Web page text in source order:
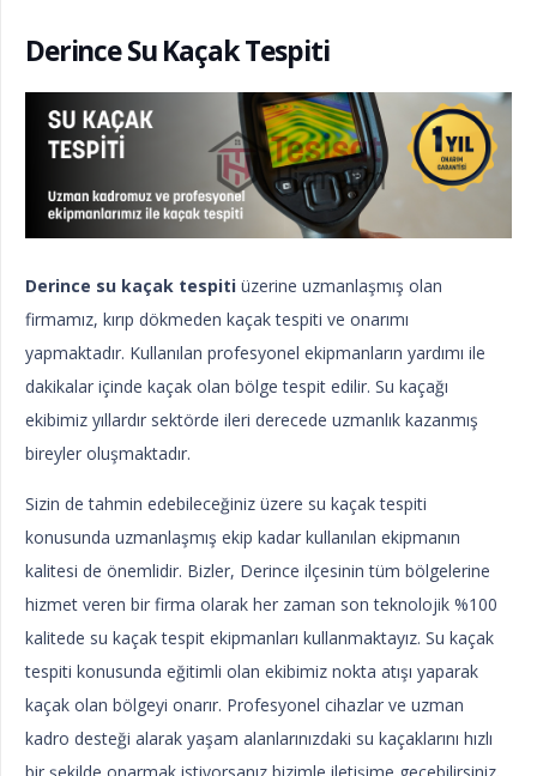
Derince Su Kaçak Tespiti
Derince su kaçak tespiti üzerine uzmanlaşmış olan
firmamız, kırıp dökmeden kaçak tespiti ve onarımı
yapmaktadır. Kullanılan profesyonel ekipmanların yardımı ile
dakikalar içinde kaçak olan bölge tespit edilir. Su kaçağı
ekibimiz yıllardır sektörde ileri derecede uzmanlık kazanmış
bireyler oluşmaktadır.
Sizin de tahmin edebileceğiniz üzere su kaçak tespiti
konusunda uzmanlaşmış ekip kadar kullanılan ekipmanın
kalitesi de önemlidir. Bizler, Derince ilçesinin tüm bölgelerine
hizmet veren bir firma olarak her zaman son teknolojik %100
kalitede su kaçak tespit ekipmanları kullanmaktayız. Su kaçak
tespiti konusunda eğitimli olan ekibimiz nokta atışı yaparak
kaçak olan bölgeyi onarır. Profesyonel cihazlar ve uzman
kadro desteği alarak yaşam alanlarınızdaki su kaçaklarını hızlı
bir şekilde onarmak istiyorsanız bizimle iletişime geçebilirsiniz.